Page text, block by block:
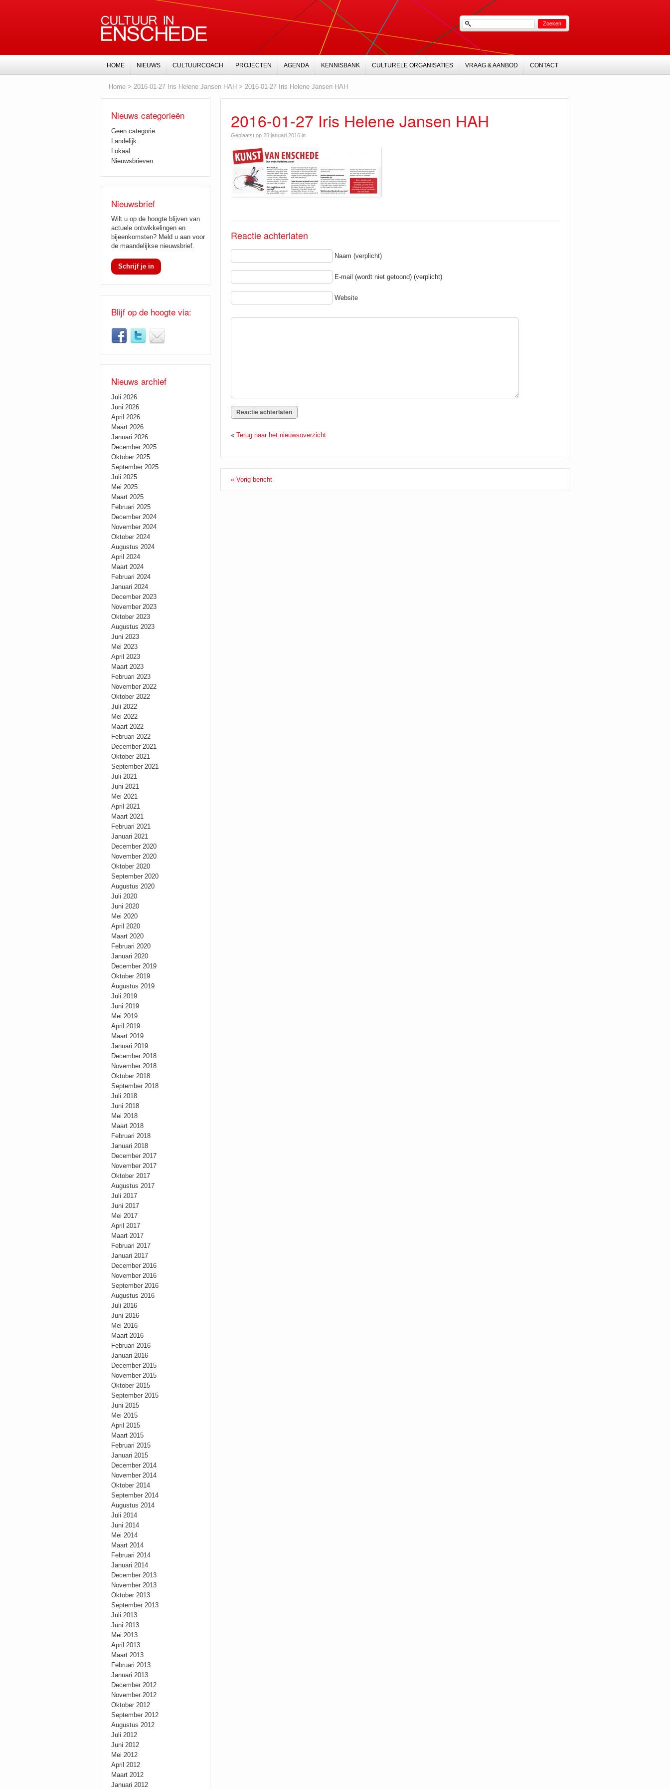
Home > 2016-01-27 Iris Helene Jansen HAH > 2016-01-27 Iris Helene Jansen HAH
2016-01-27 Iris Helene Jansen HAH
Geplaatst op 28 januari 2016 in
Reactie achterlaten
Naam (verplicht)
E-mail (wordt niet getoond) (verplicht)
Website
« Terug naar het nieuwsoverzicht
« Vorig bericht
Nieuws categorieën
Geen categorie
Landelijk
Lokaal
Nieuwsbrieven
Nieuwsbrief
Wilt u op de hoogte blijven van
actuele ontwikkelingen en
bijeenkomsten? Meld u aan voor
de maandelijkse nieuwsbrief.
Schrijf je in
Blijf op de hoogte via:
Nieuws archief
Juli 2026
Juni 2026
April 2026
Maart 2026
Januari 2026
December 2025
Oktober 2025
September 2025
Juli 2025
Mei 2025
Maart 2025
Februari 2025
December 2024
November 2024
Oktober 2024
Augustus 2024
April 2024
Maart 2024
Februari 2024
Januari 2024
December 2023
November 2023
Oktober 2023
Augustus 2023
Juni 2023
Mei 2023
April 2023
Maart 2023
Februari 2023
November 2022
Oktober 2022
Juli 2022
Mei 2022
Maart 2022
Februari 2022
December 2021
Oktober 2021
September 2021
Juli 2021
Juni 2021
Mei 2021
April 2021
Maart 2021
Februari 2021
Januari 2021
December 2020
November 2020
Oktober 2020
September 2020
Augustus 2020
Juli 2020
Juni 2020
Mei 2020
April 2020
Maart 2020
Februari 2020
Januari 2020
December 2019
Oktober 2019
Augustus 2019
Juli 2019
Juni 2019
Mei 2019
April 2019
Maart 2019
Januari 2019
December 2018
November 2018
Oktober 2018
September 2018
Juli 2018
Juni 2018
Mei 2018
Maart 2018
Februari 2018
Januari 2018
December 2017
November 2017
Oktober 2017
Augustus 2017
Juli 2017
Juni 2017
Mei 2017
April 2017
Maart 2017
Februari 2017
Januari 2017
December 2016
November 2016
September 2016
Augustus 2016
Juli 2016
Juni 2016
Mei 2016
Maart 2016
Februari 2016
Januari 2016
December 2015
November 2015
Oktober 2015
September 2015
Juni 2015
Mei 2015
April 2015
Maart 2015
Februari 2015
Januari 2015
December 2014
November 2014
Oktober 2014
September 2014
Augustus 2014
Juli 2014
Juni 2014
Mei 2014
Maart 2014
Februari 2014
Januari 2014
December 2013
November 2013
Oktober 2013
September 2013
Juli 2013
Juni 2013
Mei 2013
April 2013
Maart 2013
Februari 2013
Januari 2013
December 2012
November 2012
Oktober 2012
September 2012
Augustus 2012
Juli 2012
Juni 2012
Mei 2012
April 2012
Maart 2012
Januari 2012
HOME NIEUWS CULTUURCOACH PROJECTEN AGENDA KENNISBANK CULTURELE ORGANISATIES VRAAG & AANBOD CONTACT